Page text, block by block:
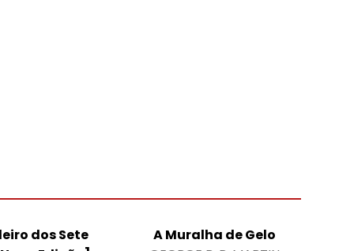
dos Sete
A Muralha de Gelo